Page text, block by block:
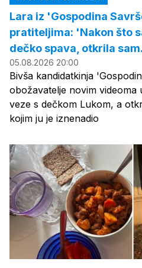
Lara iz 'Gospodina
pratiteljima: 'Nakon što
dečko spava, otkrila
05.08.2026 20:00
Bivša kandidatkinja
obožavatelje novim videoma
veze s dečkom Lukom, a
kojim ju je iznenadio